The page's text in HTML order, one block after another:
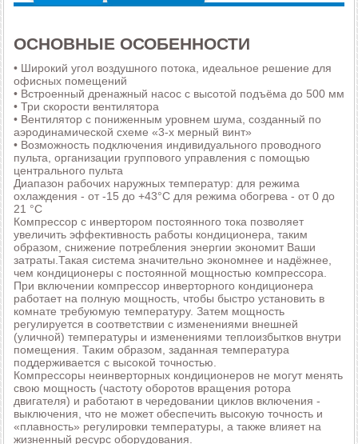
ОСНОВНЫЕ ОСОБЕННОСТИ
• Широкий угол воздушного потока, идеальное решение для
офисных помещений
• Встроенный дренажный насос с высотой подъёма до 500 мм
• Три скорости вентилятора
• Вентилятор с пониженным уровнем шума, созданный по
аэродинамической схеме «3-х мерный винт»
• Возможность подключения индивидуального проводного
пульта, организации группового управления с помощью
центрального пульта
Диапазон рабочих наружных температур: для режима
охлаждения - от -15 до +43°С для режима обогрева - от 0 до
21 °С
Компрессор с инвертором постоянного тока позволяет
увеличить эффективность работы кондиционера, таким
образом, снижение потребления энергии экономит Ваши
затраты.Такая система значительно экономнее и надёжнее,
чем кондиционеры с постоянной мощностью компрессора.
При включении компрессор инверторного кондиционера
работает на полную мощность, чтобы быстро установить в
комнате требуюмую температуру. Затем мощность
регулируется в соответствии с изменениями внешней
(уличной) температуры и изменениями теплоизбытков внутри
помещения. Таким образом, заданная температура
поддерживается с высокой точностью.
Компрессоры неинверторных кондиционеров не могут менять
свою мощность (частоту оборотов вращения ротора
двигателя) и работают в чередовании циклов включения -
выключения, что не может обеспечить высокую точность и
«плавность» регулировки температуры, а также влияет на
жизненный ресурс оборудования.